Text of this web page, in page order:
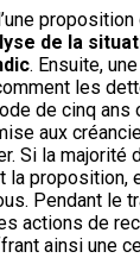
de la
. Ensuite,
les
de cinq ans
aux
Si la
la proposition,
Pendant le
actions de
ainsi une